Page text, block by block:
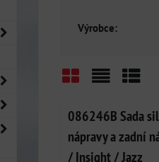
Výrobce:
086246B Sada
nápravy a zadní
/ Insight / Jazz